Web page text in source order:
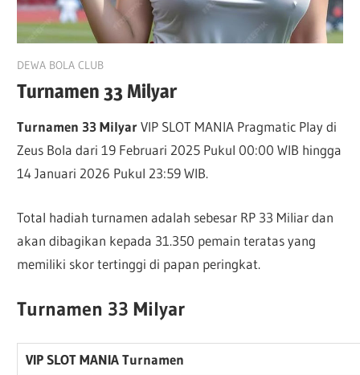
March 16, 2025
DEWA BOLA CLUB
Turnamen 33 Milyar
Turnamen 33 MilyarVIP SLOT MANIA Pragmatic Play di
Zeus Bola dari 19 Februari 2025 Pukul 00:00 WIB hingga
14 Januari 2026 Pukul 23:59 WIB.
Total hadiah turnamen adalah sebesar RP 33 Miliar dan
akan dibagikan kepada 31.350 pemain teratas yang
memiliki skor tertinggi di papan peringkat.
Turnamen 33 Milyar
VIP SLOT MANIA Turnamen